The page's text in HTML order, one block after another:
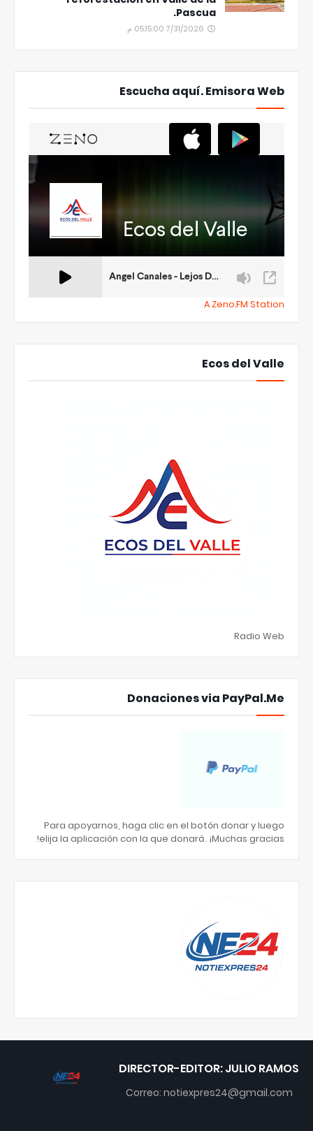
Pascua.
7/31/2026 05:15:00 م
Escucha aquí. Emisora Web
A Zeno.FM Station
Ecos del Valle
Radio Web
Donaciones via PayPal.Me
Para apoyarnos, haga clic en el botón donar y luego
elija la aplicación con la que donará. ¡Muchas gracias!
DIRECTOR-EDITOR: JULIO RAMOS
Correo: notiexpres24@gmail.com